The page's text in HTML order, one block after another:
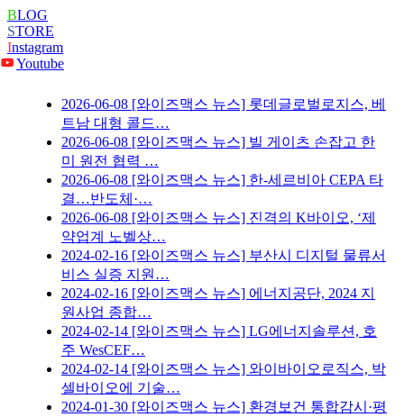
BLOG
STORE
Instagram
Youtube
2026-06-08 [와이즈맥스 뉴스] 롯데글로벌로지스, 베
트남 대형 콜드…
2026-06-08 [와이즈맥스 뉴스] 빌 게이츠 손잡고 한
미 원전 협력 …
2026-06-08 [와이즈맥스 뉴스] 한-세르비아 CEPA 타
결…반도체·…
2026-06-08 [와이즈맥스 뉴스] 진격의 K바이오, ‘제
약업계 노벨상…
2024-02-16 [와이즈맥스 뉴스] 부산시 디지털 물류서
비스 실증 지원…
2024-02-16 [와이즈맥스 뉴스] 에너지공단, 2024 지
원사업 종합…
2024-02-14 [와이즈맥스 뉴스] LG에너지솔루션, 호
주 WesCEF…
2024-02-14 [와이즈맥스 뉴스] 와이바이오로직스, 박
셀바이오에 기술…
2024-01-30 [와이즈맥스 뉴스] 환경보건 통합감시·평